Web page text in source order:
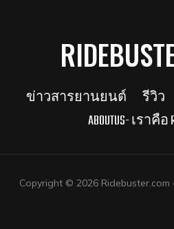
ข่าวสารยานยนต์ รีวิว
ABOUTUS- เราคือ
Copyright © 2026 Ridebuster.com